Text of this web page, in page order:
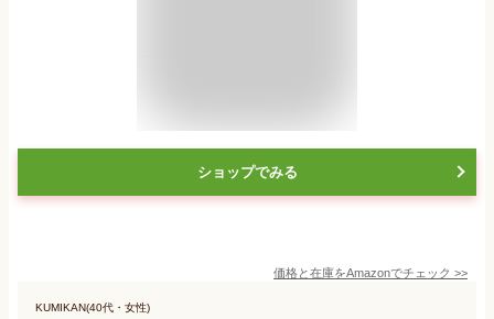
ショップでみる
価格と在庫をAmazonでチェック >>
KUMIKAN(40代・女性)